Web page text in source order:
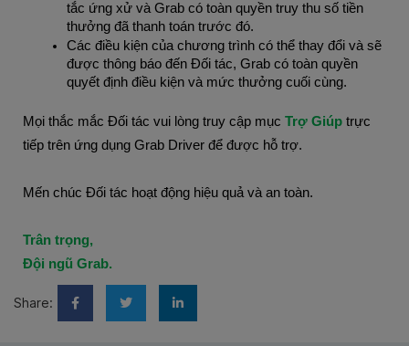
tắc ứng xử và Grab có toàn quyền truy thu số tiền
thưởng đã thanh toán trước đó.
Các điều kiện của chương trình có thể thay đổi và sẽ
được thông báo đến Đối tác, Grab có toàn quyền
quyết định điều kiện và mức thưởng cuối cùng.
Mọi thắc mắc Đối tác vui lòng truy cập mục Trợ Giúp trực
tiếp trên ứng dụng Grab Driver để được hỗ trợ.
Mến chúc Đối tác hoạt động hiệu quả và an toàn.
Trân trọng,
Đội ngũ Grab.
Share: